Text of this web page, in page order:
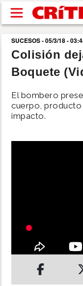
Pasar al contenido
buscar
SUCESOS
NACIONAL
MULTIMEDIA
SUCESOS - 05/3/18 -
Colisión
Boquete
El bombero
cuerpo,
impacto.